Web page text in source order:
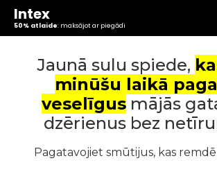
Intex
50% atlaide: maksājot ar piegādi
Jaunā sulu spiede,
minūšu laikā
veselīgus mājās
dzērienus bez
Pagatavojiet smūtijus, kas